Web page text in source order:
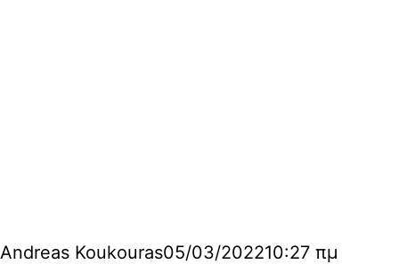
Andreas Koukouras05/03/202210:27 πμ